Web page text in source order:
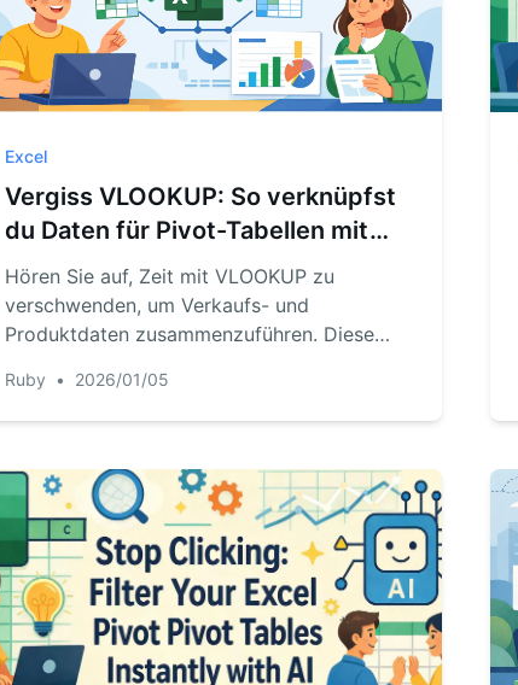
Excel
Vergiss VLOOKUP: So verknüpfst
du Daten für Pivot-Tabellen mit
Excel KI
Hören Sie auf, Zeit mit VLOOKUP zu
verschwenden, um Verkaufs- und
Produktdaten zusammenzuführen. Diese
Weg und stellt eine neue, schnellere
Methode mit Excel KI vor. Lassen Sie
Berichte für Sie in Sekundenschnelle
erstellen.
Ruby • 2026/01/05